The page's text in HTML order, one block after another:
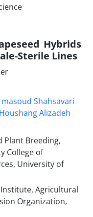
Hybrids
Sterile Lines
masoud Shahsavari
Houshang Alizadeh
Plant Breeding,
College of
University of
Agricultural
Organization,